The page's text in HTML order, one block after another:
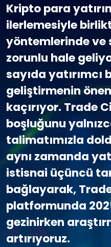
Kripto para
ilerlemesiyle
yöntemlerinde ve
zorunlu hale
sayıda
geliştirmenin
kaçırıyor. Trade
boşluğunu
talimatımızla
aynı zamanda
istisnai üçüncü
bağlayarak,
platformunda
gezinirken
artırıyoruz.